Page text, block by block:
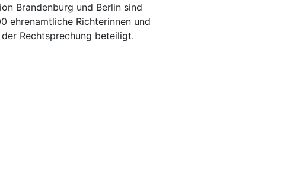
Brandenburg und Berlin sind
ehrenamtliche Richterinnen und
Rechtsprechung beteiligt.